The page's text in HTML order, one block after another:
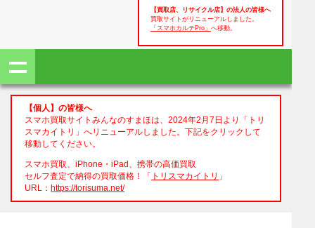
【買取店、リサイクル店】の法人の皆様へ
買取サイトがリニューアルしました。
「スマホカルテPro」 へ移動。
【個人】の皆様へ
スマホ買取サイトみんなのすまほは、2024年2月7日より「トリ
スマカイトリ」へリニューアルしました。下記をクリックして
移動してください。
スマホ買取、iPhone・iPad、携帯の高価買取
セルフ査定で納得の買取価格！「 トリスマカイトリ 」
URL： https://torisuma.net/